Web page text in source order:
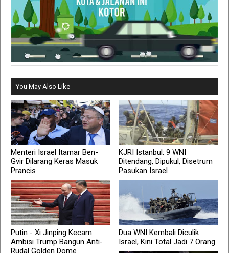
You May Also Like
Menteri Israel Itamar Ben-
Gvir Dilarang Keras Masuk
Prancis
KJRI Istanbul: 9 WNI
Ditendang, Dipukul, Disetrum
Pasukan Israel
Putin - Xi Jinping Kecam
Ambisi Trump Bangun Anti-
Rudal Golden Dome
Dua WNI Kembali Diculik
Israel, Kini Total Jadi 7 Orang